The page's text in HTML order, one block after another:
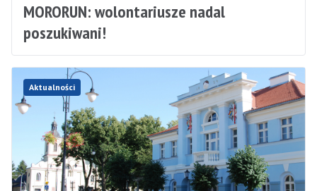
MORORUN: wolontariusze nadal
poszukiwani!
Aktualności